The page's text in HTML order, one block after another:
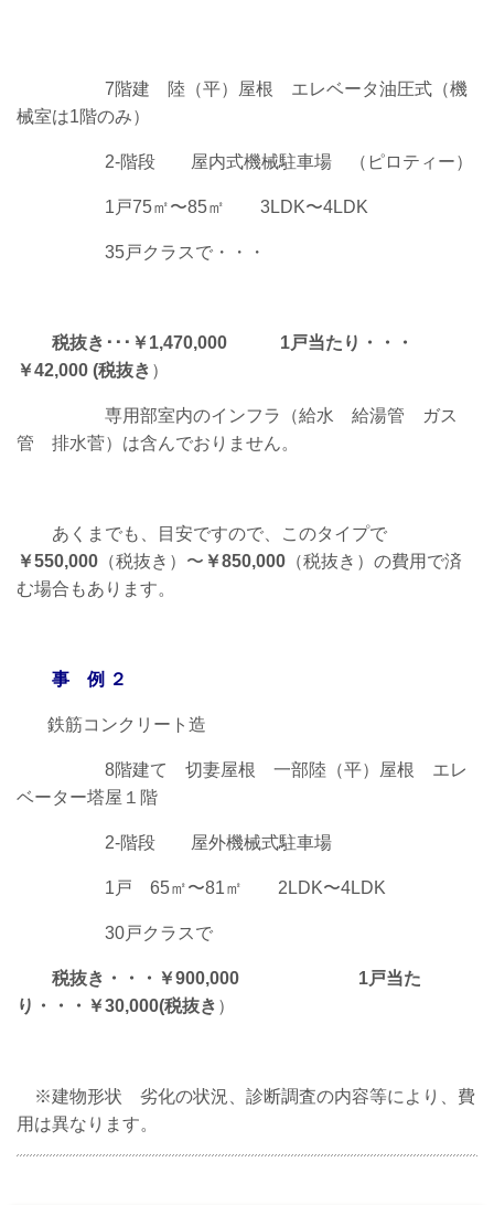
7階建 陸（平）屋根 エレベータ油圧式（機
械室は1階のみ）
2-階段 屋内式機械駐車場 （ピロティー）
1戸75㎡〜85㎡ 3LDK〜4LDK
35戸クラスで・・・
税抜き･･･￥1,470,000
1戸当たり・・・
￥42,000 (税抜き ）
専用部室内のインフラ（給水 給湯管 ガス
管 排水菅）は含んでおりません。
あくまでも、目安ですので、このタイプで
￥550,000 （税抜き） 〜 ￥850,000 （税抜き） の費用で済
む場合もあります。
事 例 ２
鉄筋コンクリート造
8階建て 切妻屋根 一部陸（平）屋根 エレ
ベーター塔屋１階
2-階段 屋外機械式駐車場
1戸 65㎡〜81㎡ 2LDK〜4LDK
30戸クラスで
税抜き・・・￥900,000 1戸当た
り・・・￥30,000(税抜き ）
※建物形状 劣化の状況、診断調査の内容等により、費
用は異なります。